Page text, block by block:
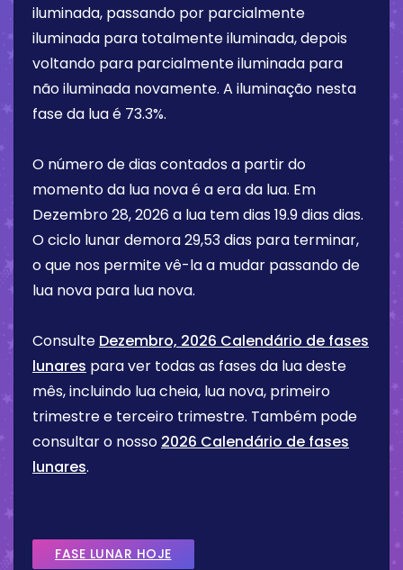
iluminada, passando por parcialmente
iluminada para totalmente iluminada, depois
voltando para parcialmente iluminada para
não iluminada novamente. A iluminação nesta
fase da lua é 73.3%.
O número de dias contados a partir do
momento da lua nova é a era da lua. Em
Dezembro 28, 2026 a lua tem dias 19.9 dias dias.
O ciclo lunar demora 29,53 dias para terminar,
o que nos permite vê-la a mudar passando de
lua nova para lua nova.
Consulte Dezembro, 2026 Calendário de fases
lunares para ver todas as fases da lua deste
mês, incluindo lua cheia, lua nova, primeiro
trimestre e terceiro trimestre. Também pode
consultar o nosso 2026 Calendário de fases
lunares.
FASE LUNAR HOJE